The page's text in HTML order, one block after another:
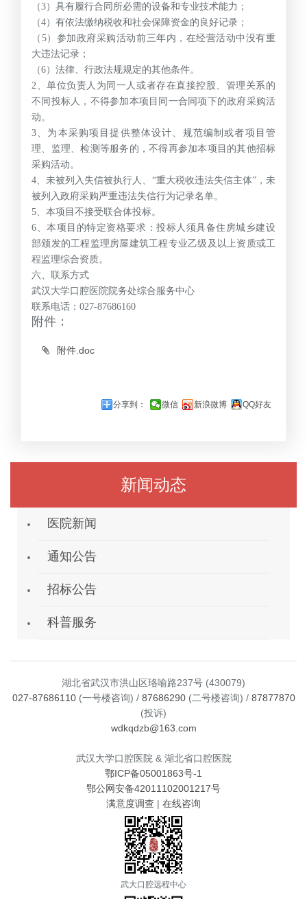
（3）具有履行合同所必需的设备和专业技术能力；
（4）有依法缴纳税收和社会保障资金的良好记录；
（5）参加政府采购活动前三年内，在经营活动中没有重
大违法记录；
（6）法律、行政法规规定的其他条件。
2 、单位负责人为同一人或者存在直接控股、管理关系的
不同投标人，不得参加本项目同一合同项下的政府采购活
动。
3 、为本采购项目提供整体设计、规范编制或者项目管
理、监理、检测等服务的，不得再参加本项目的其他招标
采购活动。
4 、未被列入失信被执行人、“重大税收违法失信主体”，未
被列入政府采购严重违法失信行为记录名单。
5 、本项目不接受联合体投标。
6 、本项目的特定资格要求：投标人须具备住房城乡建设
部颁发的工程监理房屋建筑工程专业乙级及以上资质或工
程监理综合资质。
六、联系方式
武汉大学口腔医院院务处综合服务中心
联系电话：027-87686160
附件：
附件.doc
分享到： 微信 新浪微博 QQ好友
新闻动态
医院新闻
通知公告
招标公告
科普服务
湖北省武汉市洪山区珞喻路237号 (430079)
027-87686110(一号楼咨询) / 87686290(二号楼咨询) / 87877870
(投诉)
wdkqdzb@163.com
武汉大学口腔医院 & 湖北省口腔医院
鄂ICP备05001863号-1
鄂公网安备42011102001217号
满意度调查 | 在线咨询
武大口腔远程中心